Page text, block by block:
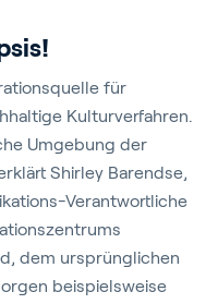
für
Kulturverfahren.
Umgebung der
Shirley Barendse,
Verantwortliche
dem ursprünglichen
beispielsweise